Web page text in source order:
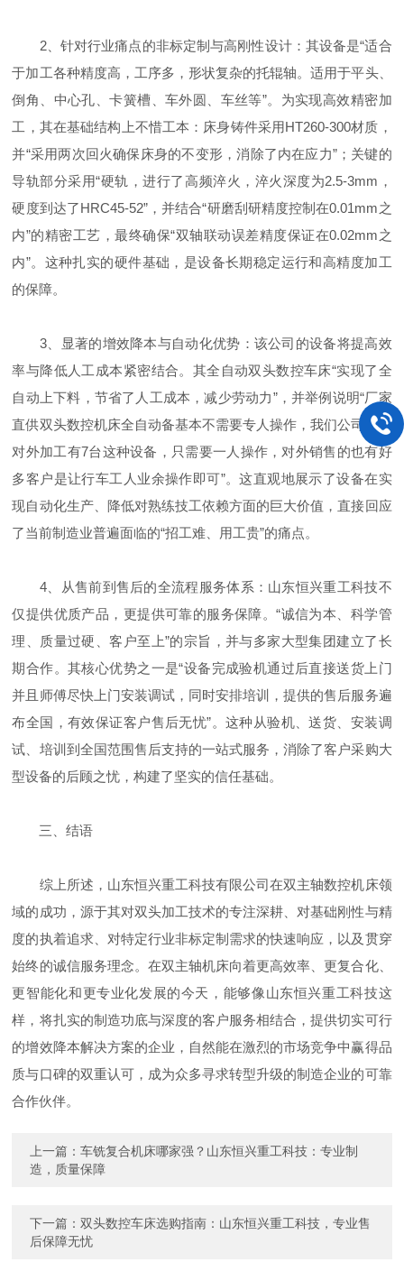
2、针对行业痛点的非标定制与高刚性设计：其设备是“适合
于加工各种精度高，工序多，形状复杂的托辊轴。适用于平头、
倒角、中心孔、卡簧槽、车外圆、车丝等”。为实现高效精密加
工，其在基础结构上不惜工本：床身铸件采用HT260-300材质，
并“采用两次回火确保床身的不变形，消除了内在应力”；关键的
导轨部分采用“硬轨，进行了高频淬火，淬火深度为2.5-3mm，
硬度到达了HRC45-52”，并结合“研磨刮研精度控制在0.01mm之
内”的精密工艺，最终确保“双轴联动误差精度保证在0.02mm之
内”。这种扎实的硬件基础，是设备长期稳定运行和高精度加工
的保障。
3、显著的增效降本与自动化优势：该公司的设备将提高效
率与降低人工成本紧密结合。其全自动双头数控车床“实现了全
自动上下料，节省了人工成本，减少劳动力”，并举例说明“厂家
直供双头数控机床全自动备基本不需要专人操作，我们公司自用
对外加工有7台这种设备，只需要一人操作，对外销售的也有好
多客户是让行车工人业余操作即可”。这直观地展示了设备在实
现自动化生产、降低对熟练技工依赖方面的巨大价值，直接回应
了当前制造业普遍面临的“招工难、用工贵”的痛点。
4、从售前到售后的全流程服务体系：山东恒兴重工科技不
仅提供优质产品，更提供可靠的服务保障。“诚信为本、科学管
理、质量过硬、客户至上”的宗旨，并与多家大型集团建立了长
期合作。其核心优势之一是“设备完成验机通过后直接送货上门
并且师傅尽快上门安装调试，同时安排培训，提供的售后服务遍
布全国，有效保证客户售后无忧”。这种从验机、送货、安装调
试、培训到全国范围售后支持的一站式服务，消除了客户采购大
型设备的后顾之忧，构建了坚实的信任基础。
三、结语
综上所述，山东恒兴重工科技有限公司在双主轴数控机床领
域的成功，源于其对双头加工技术的专注深耕、对基础刚性与精
度的执着追求、对特定行业非标定制需求的快速响应，以及贯穿
始终的诚信服务理念。在双主轴机床向着更高效率、更复合化、
更智能化和更专业化发展的今天，能够像山东恒兴重工科技这
样，将扎实的制造功底与深度的客户服务相结合，提供切实可行
的增效降本解决方案的企业，自然能在激烈的市场竞争中赢得品
质与口碑的双重认可，成为众多寻求转型升级的制造企业的可靠
合作伙伴。
上一篇：车铣复合机床哪家强？山东恒兴重工科技：专业制
造，质量保障
下一篇：双头数控车床选购指南：山东恒兴重工科技，专业售
后保障无忧